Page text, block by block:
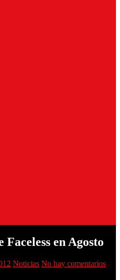
en Agosto
Noticias No hay comentarios